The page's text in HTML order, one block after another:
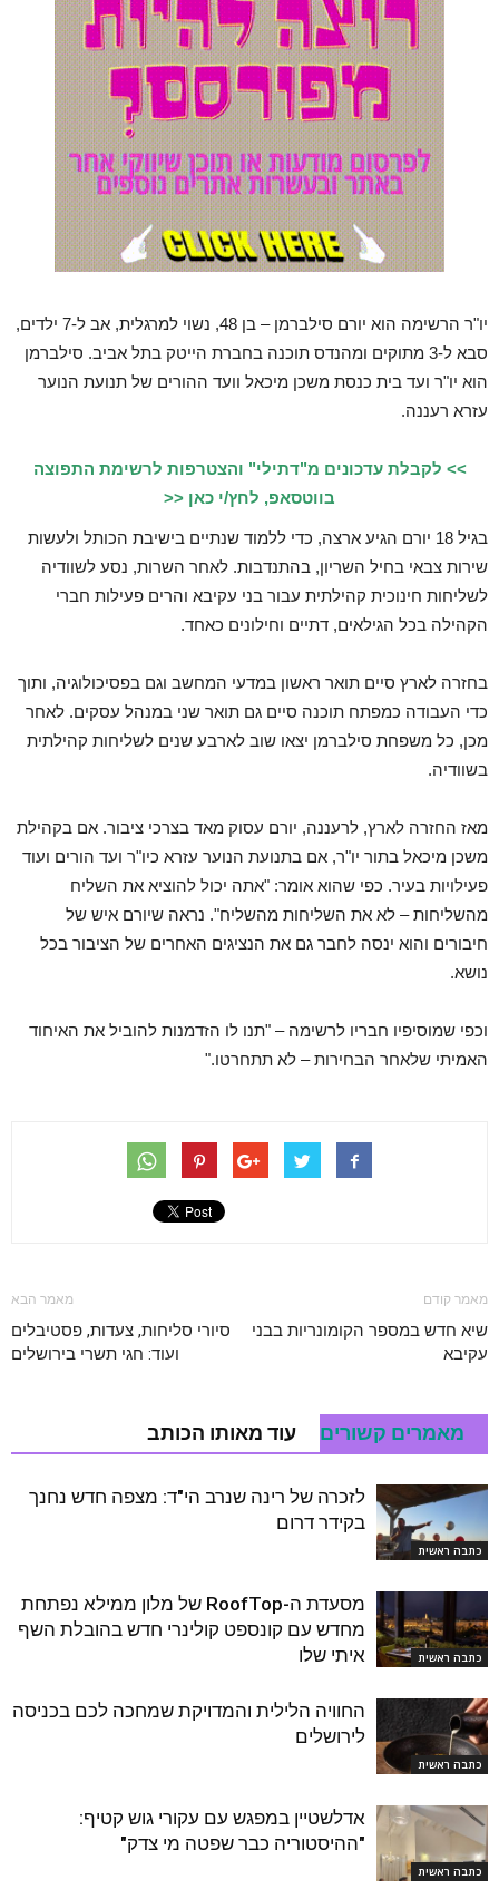
יו"ר הרשימה הוא יורם סילברמן – בן 48, נשוי למרגלית, אב ל-7 ילדים,
סבא ל-3 מתוקים ומהנדס תוכנה בחברת הייטק בתל אביב. סילברמן
הוא יו"ר ועד בית כנסת משכן מיכאל וועד ההורים של תנועת הנוער
עזרא רעננה.
>> לקבלת עדכונים מ"דתילי" והצטרפות לרשימת התפוצה
בווטסאפ, לחץ/י כאן <<
בגיל 18 יורם הגיע ארצה, כדי ללמוד שנתיים בישיבת הכותל ולעשות
שירות צבאי בחיל השריון, בהתנדבות. לאחר השרות, נסע לשוודיה
לשליחות חינוכית קהילתית עבור בני עקיבא והרים פעילות חברי
הקהילה בכל הגילאים, דתיים וחילונים כאחד.
בחזרה לארץ סיים תואר ראשון במדעי המחשב וגם בפסיכולוגיה, ותוך
כדי העבודה כמפתח תוכנה סיים גם תואר שני במנהל עסקים. לאחר
מכן, כל משפחת סילברמן יצאו שוב לארבע שנים לשליחות קהילתית
בשוודיה.
מאז החזרה לארץ, לרעננה, יורם עסוק מאד בצרכי ציבור. אם בקהילת
משכן מיכאל בתור יו"ר, אם בתנועת הנוער עזרא כיו"ר ועד הורים ועוד
פעילויות בעיר. כפי שהוא אומר: "אתה יכול להוציא את השליח
מהשליחות – לא את השליחות מהשליח". נראה שיורם איש של
חיבורים והוא ינסה לחבר גם את הנציגים האחרים של הציבור בכל
נושא.
וכפי שמוסיפיו חבריו לרשימה – "תנו לו הזדמנות להוביל את האיחוד
האמיתי שלאחר הבחירות – לא תתחרטו."
מאמר קודם
שיא חדש במספר הקומונריות בבני
עקיבא
מאמר הבא
סיורי סליחות, צעדות, פסטיבלים
ועוד: חגי תשרי בירושלים
מאמרים קשורים עוד מאותו הכותב
כתבה ראשית
לזכרה של רינה שנרב הי"ד: מצפה חדש נחנך
בקידר דרום
כתבה ראשית
מסעדת ה-RoofTop של מלון ממילא נפתחת
מחדש עם קונספט קולינרי חדש בהובלת השף
איתי שלו
כתבה ראשית
החוויה הלילית והמדויקת שמחכה לכם בכניסה
לירושלים
כתבה ראשית
אדלשטיין במפגש עם עקורי גוש קטיף:
"ההיסטוריה כבר שפטה מי צדק"